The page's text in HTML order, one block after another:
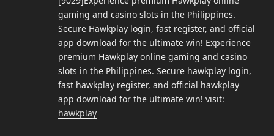
gaming and casino slots in the Philippines.
Secure Hawkplay login, fast register, and official
app download for the ultimate win! Experience
premium Hawkplay online gaming and casino
slots in the Philippines. Secure hawkplay login,
fast hawkplay register, and official hawkplay
app download for the ultimate win! visit:
hawkplay